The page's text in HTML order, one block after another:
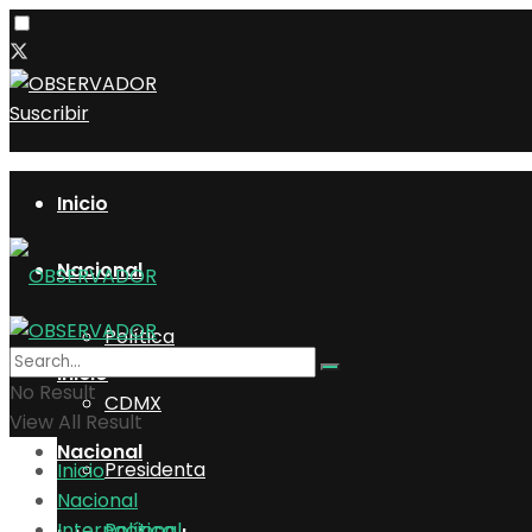
Suscribir
Inicio
Nacional
Política
CDMX
Presidenta
Inicio
Nacional
No Result
View All Result
Inicio
Nacional